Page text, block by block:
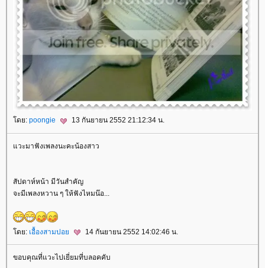
ดย: poongie 13 กันยายน 2552 21:12:34 น.
วะมาฟังเพลงนะคะน้องสาว
สัปดาห์หน้า มีวันสำคัญ
จะมีเพลงหวาน ๆ ให้ฟังไหมน๊อ...
ดย: เอื้องสามปอ 14 กันยายน 2552 14:02:46 น.
ขอบคุณที่แวะไปเยี่ยมที่บลอคคับ